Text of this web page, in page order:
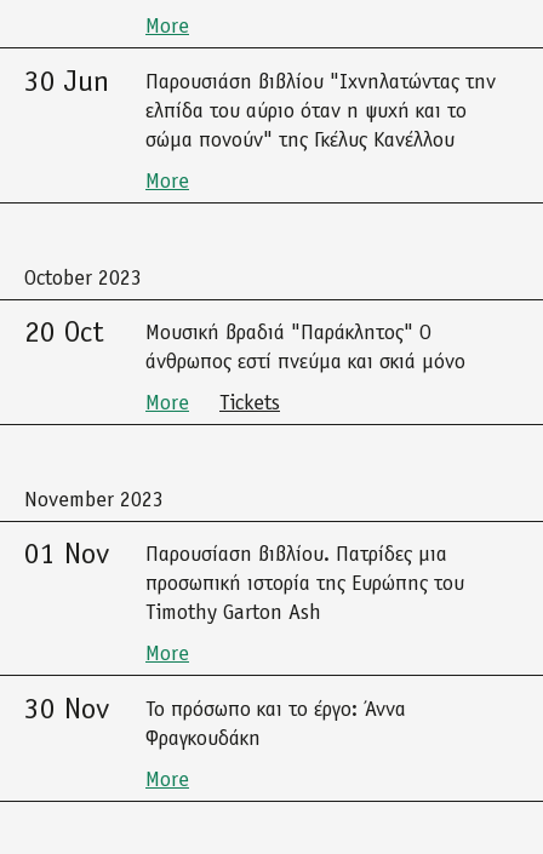
More
30 Jun
Παρουσιάση βιβλίου "Ιχνηλατώντας την
ελπίδα του αύριο όταν η ψυχή και το
σώμα πονούν" της Γκέλυς Κανέλλου
More
October 2023
20 Oct
Μουσική βραδιά "Παράκλητος" Ο
άνθρωπος εστί πνεύμα και σκιά μόνο
More
Tickets
November 2023
01 Nov
Παρουσίαση βιβλίου. Πατρίδες μια
προσωπική ιστορία της Ευρώπης του
Timothy Garton Ash
More
30 Nov
Το πρόσωπο και το έργο: Άννα
Φραγκουδάκη
More